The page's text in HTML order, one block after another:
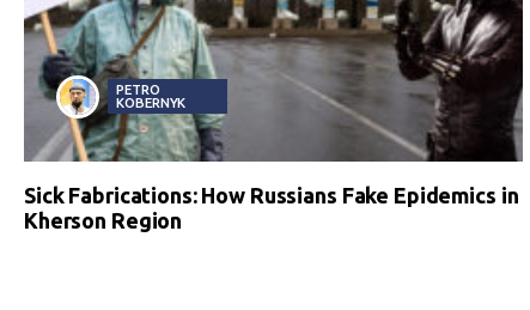
PETRO
KOBERNYK
Sick Fabrications: How Russians Fake Epidemics in
Kherson Region